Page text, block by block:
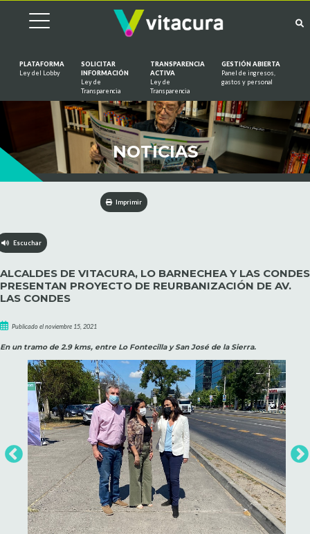
PLATAFORMA
Ley del Lobby
SOLICITAR
INFORMACIÓN
Ley de
Transparencia
TRANSPARENCIA
ACTIVA
Ley de
Transparencia
GESTIÓN ABIERTA
Panel de ingresos,
gastos y personal
NOTICIAS
Imprimir
Escuchar
ALCALDES DE VITACURA, LO BARNECHEA Y LAS CONDES
PRESENTAN PROYECTO DE REURBANIZACIÓN DE AV.
LAS CONDES
Publicado el noviembre 15, 2021
En un tramo de 2.9 kms, entre Lo Fontecilla y San José de la Sierra.